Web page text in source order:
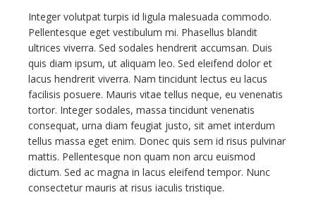
Integer volutpat turpis id ligula malesuada commodo.
Pellentesque eget vestibulum mi. Phasellus blandit
ultrices viverra. Sed sodales hendrerit accumsan. Duis
quis diam ipsum, ut aliquam leo. Sed eleifend dolor et
lacus hendrerit viverra. Nam tincidunt lectus eu lacus
facilisis posuere. Mauris vitae tellus neque, eu venenatis
tortor. Integer sodales, massa tincidunt venenatis
consequat, urna diam feugiat justo, sit amet interdum
tellus massa eget enim. Donec quis sem id risus pulvinar
mattis. Pellentesque non quam non arcu euismod
dictum. Sed ac magna in lacus eleifend tempor. Nunc
consectetur mauris at risus iaculis tristique.